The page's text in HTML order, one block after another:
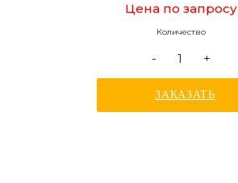
Цена по запросу
Количество
- +
ЗАКАЗАТЬ